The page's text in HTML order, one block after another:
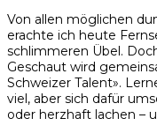
Von allen möglichen
erachte ich heute
schlimmeren Übel.
Geschaut wird
Schweizer Talent».
viel, aber sich dafür
oder herzhaft lachen –